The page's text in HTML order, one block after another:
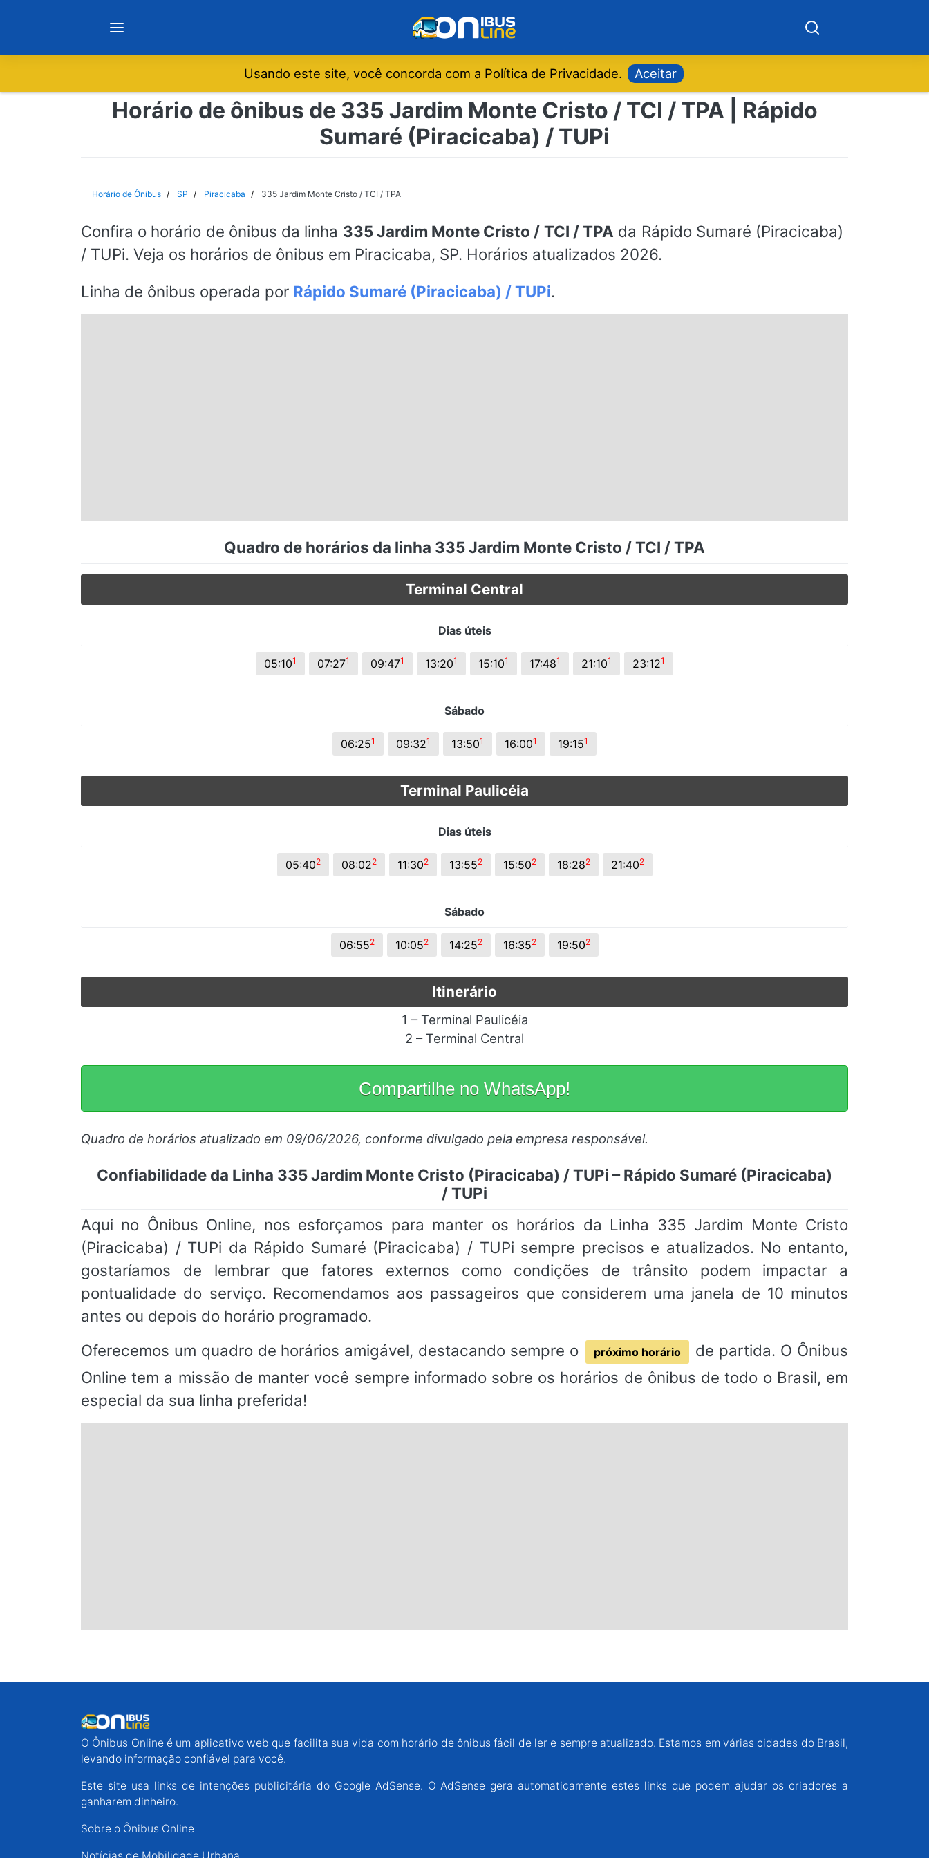
Notícias
São Paulo
Espírito Santo
Usando este site, você concorda com a Política de Privacidade. Aceitar
Horário de ônibus de 335 Jardim Monte Cristo / TCI / TPA | Rápido
Sumaré (Piracicaba) / TUPi
Horário de Ônibus SP Piracicaba 335 Jardim Monte Cristo / TCI / TPA
Confira o horário de ônibus da linha 335 Jardim Monte Cristo / TCI / TPA da Rápido Sumaré (Piracicaba)
/ TUPi. Veja os horários de ônibus em Piracicaba, SP. Horários atualizados 2026.
Linha de ônibus operada por Rápido Sumaré (Piracicaba) / TUPi.
Quadro de horários da linha 335 Jardim Monte Cristo / TCI / TPA
Terminal Central
Dias úteis
05:101 07:271 09:471 13:201 15:101 17:481 21:101 23:121
Sábado
06:251 09:321 13:501 16:001 19:151
Terminal Paulicéia
Dias úteis
05:402 08:022 11:302 13:552 15:502 18:282 21:402
Sábado
06:552 10:052 14:252 16:352 19:502
Itinerário
1 – Terminal Paulicéia
2 – Terminal Central
Compartilhe no WhatsApp!
Quadro de horários atualizado em 09/06/2026, conforme divulgado pela empresa responsável.
Confiabilidade da Linha 335 Jardim Monte Cristo (Piracicaba) / TUPi – Rápido Sumaré (Piracicaba)
/ TUPi
Aqui no Ônibus Online, nos esforçamos para manter os horários da Linha 335 Jardim Monte Cristo
(Piracicaba) / TUPi da Rápido Sumaré (Piracicaba) / TUPi sempre precisos e atualizados. No entanto,
gostaríamos de lembrar que fatores externos como condições de trânsito podem impactar a
pontualidade do serviço. Recomendamos aos passageiros que considerem uma janela de 10 minutos
antes ou depois do horário programado.
Oferecemos um quadro de horários amigável, destacando sempre o
próximo horário
de partida. O Ônibus
Online tem a missão de manter você sempre informado sobre os horários de ônibus de todo o Brasil, em
especial da sua linha preferida!
O Ônibus Online é um aplicativo web que facilita sua vida com horário de ônibus fácil de ler e sempre atualizado. Estamos em várias cidades do Brasil,
levando informação confiável para você.
Este site usa links de intenções publicitária do Google AdSense. O AdSense gera automaticamente estes links que podem ajudar os criadores a
ganharem dinheiro.
Sobre o Ônibus Online